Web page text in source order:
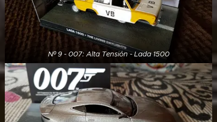
Nº 9 - 007: Alta Tensión - Lada 1500